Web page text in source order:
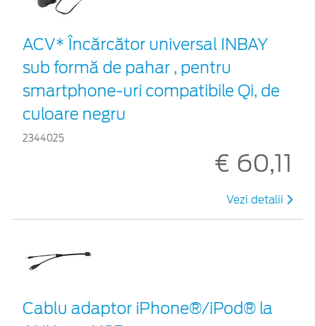
ACV* Încărcător universal INBAY
sub formă de pahar , pentru
smartphone-uri compatibile Qi, de
culoare negru
2344025
€ 60,11
Vezi detalii
Cablu adaptor iPhone®/iPod® la